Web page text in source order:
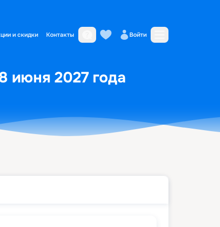
и скидки Контакты Войти
июня 2027 года